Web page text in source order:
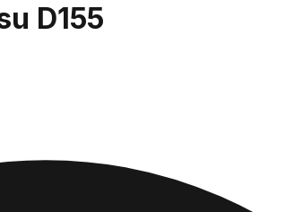
D155